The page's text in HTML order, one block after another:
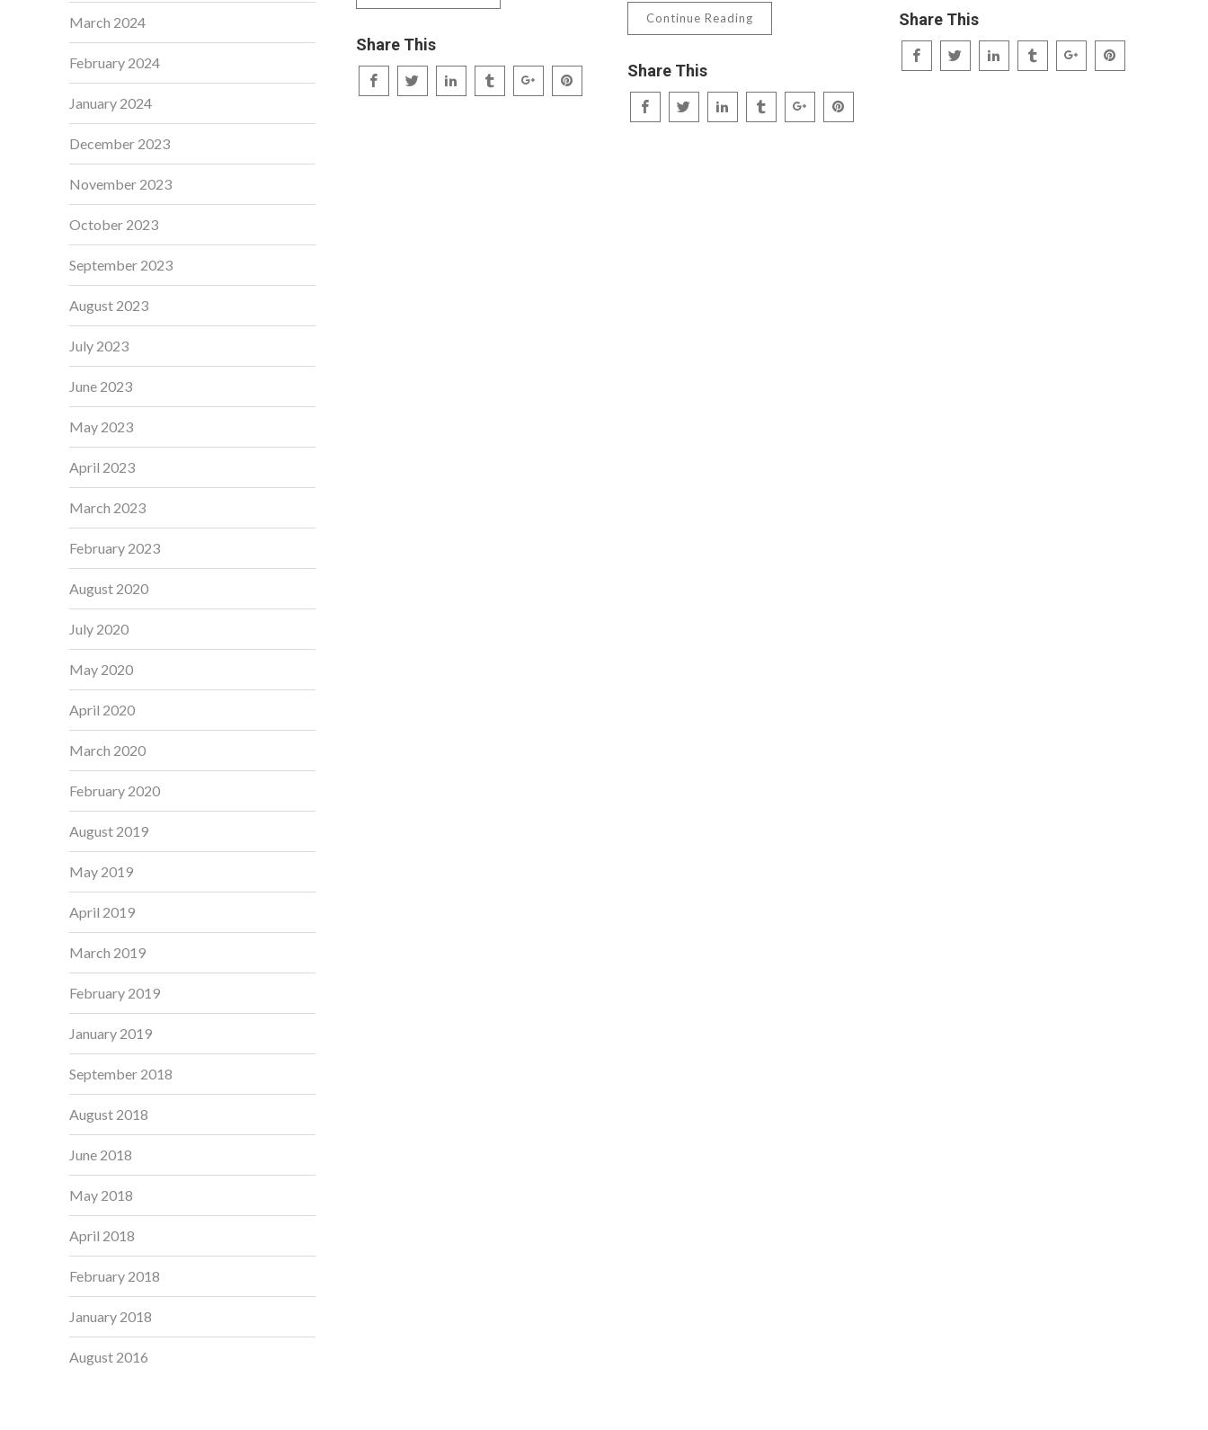
Share This
Share This
Continue Reading
Share This
March 2024
February 2024
January 2024
December 2023
November 2023
October 2023
September 2023
August 2023
July 2023
June 2023
May 2023
April 2023
March 2023
February 2023
August 2020
July 2020
May 2020
April 2020
March 2020
February 2020
August 2019
May 2019
April 2019
March 2019
February 2019
January 2019
September 2018
August 2018
June 2018
May 2018
April 2018
February 2018
January 2018
August 2016